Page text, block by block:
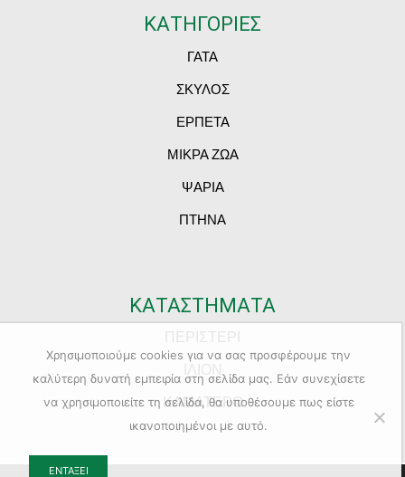
ΚΑΤΗΓΟΡΙΕΣ
ΓΑΤΑ
ΣΚΥΛΟΣ
ΕΡΠΕΤΑ
ΜΙΚΡΑ ΖΩΑ
ΨΑΡΙΑ
ΠΤΗΝΑ
ΚΑΤΑΣΤΗΜΑΤΑ
ΚΑΜΑΤΕΡΟ
Χρησιμοποιούμε cookies για να σας προσφέρουμε την
καλύτερη δυνατή εμπειρία στη σελίδα μας. Εάν συνεχίσετε
να χρησιμοποιείτε τη σελίδα, θα υποθέσουμε πως είστε
ικανοποιημένοι με αυτό.
ΕΝΤΆΞΕΙ